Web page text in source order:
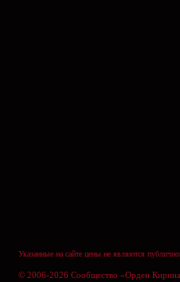
Указанные на сайте цены не являются
© 2006-2026 Сообщество «Орден